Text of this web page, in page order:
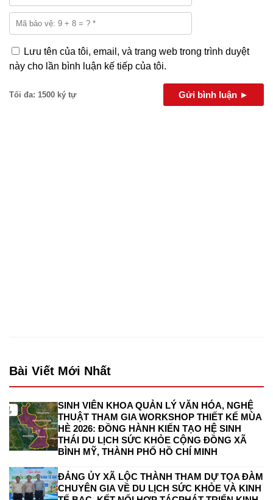
Lưu tên của tôi, email, và trang web trong trình duyệt
này cho lần bình luận kế tiếp của tôi.
Tối đa: 1500 ký tự Gửi bình luận ►
Bài Viết Mới Nhất
SINH VIÊN KHOA QUẢN LÝ VĂN HÓA, NGHỆ
THUẬT THAM GIA WORKSHOP THIẾT KẾ MÙA
HÈ 2026: ĐỒNG HÀNH KIẾN TẠO HỆ SINH
THÁI DU LỊCH SỨC KHỎE CỘNG ĐỒNG XÃ
BÌNH MỸ, THÀNH PHỐ HỒ CHÍ MINH
ĐẢNG ỦY XÃ LỘC THÀNH THAM DỰ TỌA ĐÀM
CHUYÊN GIA VỀ DU LỊCH SỨC KHỎE VÀ KINH